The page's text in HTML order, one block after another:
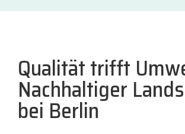
Qualität trifft
Nachhaltiger
bei Berlin